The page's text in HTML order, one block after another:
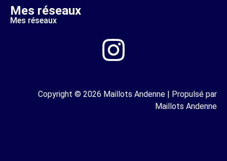
Mes réseaux
Mes réseaux
Copyright © 2026 Maillots Andenne | Propulsé par
Maillots Andenne